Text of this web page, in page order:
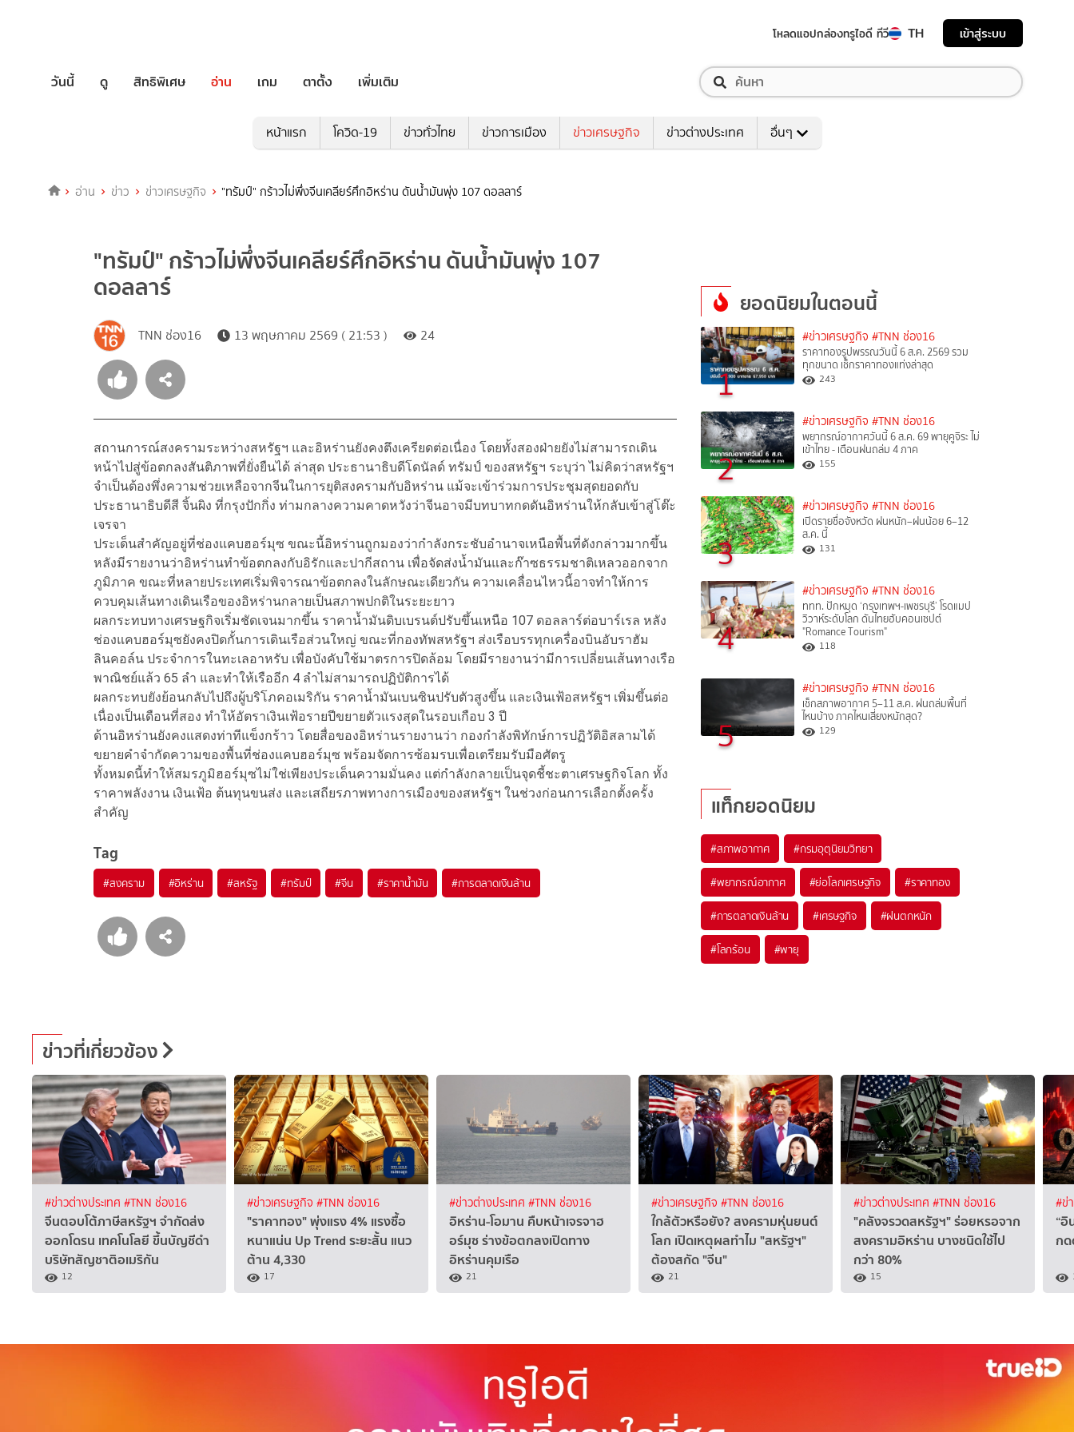
โหลดแอปกล่องทรูไอดี ทีวี TH เข้าสู่ระบบ
วันนี้ ดู สิทธิพิเศษ อ่าน เกม ตาตั้ง เพิ่มเติม
หน้าแรก โควิด-19 ข่าวทั่วไทย ข่าวการเมือง ข่าวเศรษฐกิจ ข่าวต่างประเทศ อื่นๆ
อ่าน ข่าว ข่าวเศรษฐกิจ "ทรัมป์" กร้าวไม่พึ่งจีนเคลียร์ศึกอิหร่าน ดันน้ำมันพุ่ง 107 ดอลลาร์
"ทรัมป์" กร้าวไม่พึ่งจีนเคลียร์ศึกอิหร่าน ดันน้ำมันพุ่ง 107
ดอลลาร์
TNN ช่อง16 13 พฤษภาคม 2569 ( 21:53 ) 24
สถานการณ์สงครามระหว่างสหรัฐฯ และอิหร่านยังคงตึงเครียดต่อเนื่อง โดยทั้งสองฝ่ายยังไม่สามารถเดิน
หน้าไปสู่ข้อตกลงสันติภาพที่ยั่งยืนได้ ล่าสุด ประธานาธิบดีโดนัลด์ ทรัมป์ ของสหรัฐฯ ระบุว่า ไม่คิดว่าสหรัฐฯ
จำเป็นต้องพึ่งความช่วยเหลือจากจีนในการยุติสงครามกับอิหร่าน แม้จะเข้าร่วมการประชุมสุดยอดกับ
ประธานาธิบดีสี จิ้นผิง ที่กรุงปักกิ่ง ท่ามกลางความคาดหวังว่าจีนอาจมีบทบาทกดดันอิหร่านให้กลับเข้าสู่โต๊ะ
เจรจา
ประเด็นสำคัญอยู่ที่ช่องแคบฮอร์มุซ ขณะนี้อิหร่านถูกมองว่ากำลังกระชับอำนาจเหนือพื้นที่ดังกล่าวมากขึ้น
หลังมีรายงานว่าอิหร่านทำข้อตกลงกับอิรักและปากีสถาน เพื่อจัดส่งน้ำมันและก๊าซธรรมชาติเหลวออกจาก
ภูมิภาค ขณะที่หลายประเทศเริ่มพิจารณาข้อตกลงในลักษณะเดียวกัน ความเคลื่อนไหวนี้อาจทำให้การ
ควบคุมเส้นทางเดินเรือของอิหร่านกลายเป็นสภาพปกติในระยะยาว
ผลกระทบทางเศรษฐกิจเริ่มชัดเจนมากขึ้น ราคาน้ำมันดิบเบรนต์ปรับขึ้นเหนือ 107 ดอลลาร์ต่อบาร์เรล หลัง
ช่องแคบฮอร์มุซยังคงปิดกั้นการเดินเรือส่วนใหญ่ ขณะที่กองทัพสหรัฐฯ ส่งเรือบรรทุกเครื่องบินอับราฮัม
ลินคอล์น ประจำการในทะเลอาหรับ เพื่อบังคับใช้มาตรการปิดล้อม โดยมีรายงานว่ามีการเปลี่ยนเส้นทางเรือ
พาณิชย์แล้ว 65 ลำ และทำให้เรืออีก 4 ลำไม่สามารถปฏิบัติการได้
ผลกระทบยังย้อนกลับไปถึงผู้บริโภคอเมริกัน ราคาน้ำมันเบนซินปรับตัวสูงขึ้น และเงินเฟ้อสหรัฐฯ เพิ่มขึ้นต่อ
เนื่องเป็นเดือนที่สอง ทำให้อัตราเงินเฟ้อรายปีขยายตัวแรงสุดในรอบเกือบ 3 ปี
ด้านอิหร่านยังคงแสดงท่าทีแข็งกร้าว โดยสื่อของอิหร่านรายงานว่า กองกำลังพิทักษ์การปฏิวัติอิสลามได้
ขยายคำจำกัดความของพื้นที่ช่องแคบฮอร์มุซ พร้อมจัดการซ้อมรบเพื่อเตรียมรับมือศัตรู
ทั้งหมดนี้ทำให้สมรภูมิฮอร์มุซไม่ใช่เพียงประเด็นความมั่นคง แต่กำลังกลายเป็นจุดชี้ชะตาเศรษฐกิจโลก ทั้ง
ราคาพลังงาน เงินเฟ้อ ต้นทุนขนส่ง และเสถียรภาพทางการเมืองของสหรัฐฯ ในช่วงก่อนการเลือกตั้งครั้ง
สำคัญ
Tag
#สงคราม #อิหร่าน #สหรัฐ #ทรัมป์ #จีน #ราคาน้ำมัน #การตลาดเงินล้าน
ยอดนิยมในตอนนี้
1
#ข่าวเศรษฐกิจ #TNN ช่อง16
ราคาทองรูปพรรณวันนี้ 6 ส.ค. 2569 รวม
ทุกขนาด เช็กราคาทองแท่งล่าสุด
243
2
#ข่าวเศรษฐกิจ #TNN ช่อง16
พยากรณ์อากาศวันนี้ 6 ส.ค. 69 พายุคูจิระ ไม่
เข้าไทย - เตือนฝนถล่ม 4 ภาค
155
3
#ข่าวเศรษฐกิจ #TNN ช่อง16
เปิดรายชื่อจังหวัด ฝนหนัก–ฝนน้อย 6–12
ส.ค. นี้
131
4
#ข่าวเศรษฐกิจ #TNN ช่อง16
ททท. ปักหมุด ‘กรุงเทพฯ-เพชรบุรี’ โรดแมป
วิวาห์ระดับโลก ดันไทยฮับคอนเซปต์
"Romance Tourism"
118
5
#ข่าวเศรษฐกิจ #TNN ช่อง16
เช็กสภาพอากาศ 5–11 ส.ค. ฝนถล่มพื้นที่
ไหนบ้าง ภาคไหนเสี่ยงหนักสุด?
129
แท็กยอดนิยม
#สภาพอากาศ #กรมอุตุนิยมวิทยา
#พยากรณ์อากาศ #ย่อโลกเศรษฐกิจ #ราคาทอง
#การตลาดเงินล้าน #เศรษฐกิจ #ฝนตกหนัก
#โลกร้อน #พายุ
ข่าวที่เกี่ยวข้อง
#ข่าวต่างประเทศ #TNN ช่อง16
จีนตอบโต้ภาษีสหรัฐฯ จำกัดส่ง
ออกโดรน เทคโนโลยี ขึ้นบัญชีดำ
บริษัทสัญชาติอเมริกัน
12
#ข่าวเศรษฐกิจ #TNN ช่อง16
"ราคาทอง" พุ่งแรง 4% แรงซื้อ
หนาแน่น Up Trend ระยะสั้น แนว
ต้าน 4,330
17
#ข่าวต่างประเทศ #TNN ช่อง16
อิหร่าน-โอมาน คืบหน้าเจรจาฮ
อร์มุซ ร่างข้อตกลงเปิดทาง
อิหร่านคุมเรือ
21
#ข่าวเศรษฐกิจ #TNN ช่อง16
ใกล้ตัวหรือยัง? สงครามหุ่นยนต์
โลก เปิดเหตุผลทำไม "สหรัฐฯ"
ต้องสกัด "จีน"
21
#ข่าวต่างประเทศ #TNN ช่อง16
"คลังจรวดสหรัฐฯ" ร่อยหรอจาก
สงครามอิหร่าน บางชนิดใช้ไป
กว่า 80%
15
#ข่
“อิ
กด